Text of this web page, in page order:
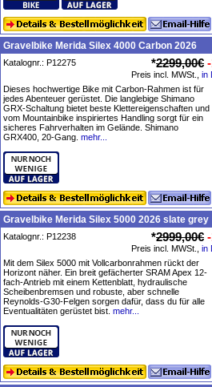
Gravelbike Merida Silex 4000 Carbon 2026
Katalognr.: P12275 *2299,00€
Preis incl. MWSt., in
Dieses hochwertige Bike mit Carbon-Rahmen ist für
jedes Abenteuer gerüstet. Die langlebige Shimano
GRX-Schaltung bietet beste Klettereigenschaften und
vom Mountainbike inspiriertes Handling sorgt für ein
sicheres Fahrverhalten im Gelände. Shimano
GRX400, 20-Gang. mehr...
Gravelbike Merida Silex 5000 2026 slate grey
Katalognr.: P12238 *2999,00€
Preis incl. MWSt., in
Mit dem Silex 5000 mit Vollcarbonrahmen rückt der
Horizont näher. Ein breit gefächerter SRAM Apex 12-
fach-Antrieb mit einem Kettenblatt, hydraulische
Scheibenbremsen und robuste, aber schnelle
Reynolds-G30-Felgen sorgen dafür, dass du für alle
Eventualitäten gerüstet bist. mehr...